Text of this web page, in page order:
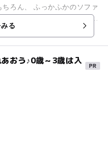
ろん、 ふっかふかのソファ
があります。 ベッド席は靴
る
おう♪0歳～3歳は入